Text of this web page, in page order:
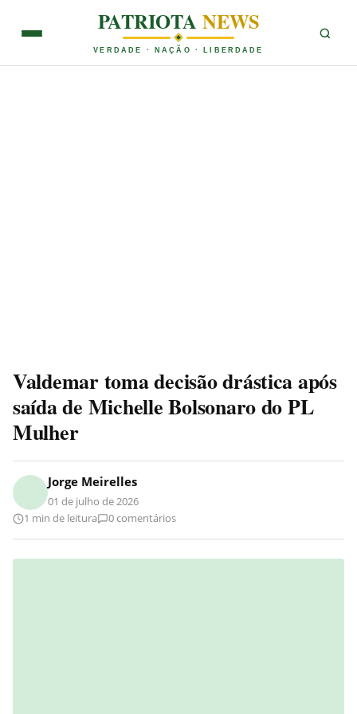
PATRIOTANEWS
VERDADE · NAÇÃO · LIBERDADE
Valdemar toma decisão drástica após
saída de Michelle Bolsonaro do PL
Mulher
Jorge Meirelles
01 de julho de 2026
1 min de leitura
0 comentários